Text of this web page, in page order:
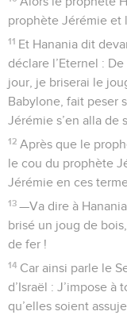
prophète Jérémie et
11 Et Hanania dit
déclare l’Eternel :
jour, je briserai le
Babylone, fait peser
Jérémie s’en alla de
12 Après que le
le cou du prophète
Jérémie en ces
13 —Va dire à
brisé un joug de
de fer !
14 Car ainsi parle le
d’Israël : J’impose
qu’elles soient